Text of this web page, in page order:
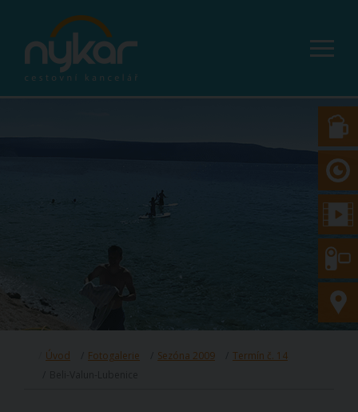
Úvod Fotogalerie Sezóna 2009
Termín č. 14